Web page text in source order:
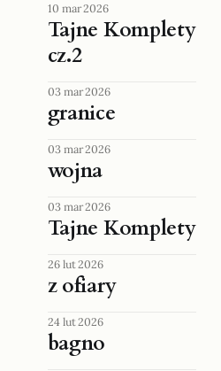
10 mar 2026
Tajne Komplety
cz.2
03 mar 2026
granice
03 mar 2026
wojna
03 mar 2026
Tajne Komplety
26 lut 2026
z ofiary
24 lut 2026
bagno